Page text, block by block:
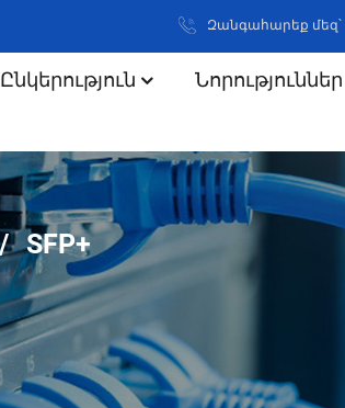
Զանգահարեք մեզ՝
Ընկերություն Նորություններ
SFP+